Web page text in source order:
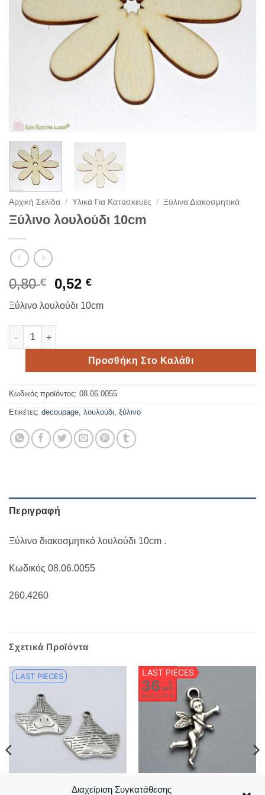
Διαχείριση Συγκατάθεσης
Αρχική Σελίδα / Υλικά Για Κατασκευές / Ξύλινα Διακοσμητικά
Ξύλινο λουλούδι 10cm
0,80€
Original
price
was:
0,80 €.
0,52€Η
τιμή
Ξύλινο λουλούδι 10cm
Ξύλινο λουλούδι 10cm ποσότητα
Προσθήκη Στο Καλάθι
Κωδικός προϊόντος: 08.06.0055
Ετικέτες: decoupage, λουλούδι, ξύλινο
Περιγραφή
Ξύλινο διακοσμητικό λουλούδι 10cm .
Κωδικός 08.06.0055
260.4260
Σχετικά Προϊόντα
LAST PIECES LAST PIECES
36
%
OFF
Save0,16 €